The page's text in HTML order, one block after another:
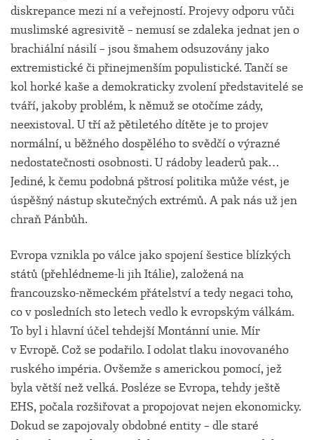
diskrepance mezi ní a veřejností. Projevy odporu vůči
muslimské agresivitě – nemusí se zdaleka jednat jen o
brachiální násilí – jsou šmahem odsuzovány jako
extremistické či přinejmenším populistické. Tančí se
kol horké kaše a demokraticky zvolení představitelé se
tváří, jakoby problém, k němuž se otočíme zády,
neexistoval. U tří až pětiletého dítěte je to projev
normální, u běžného dospělého to svědčí o výrazné
nedostatečnosti osobnosti. U rádoby leaderů pak…
Jediné, k čemu podobná pštrosí politika může vést, je
úspěšný nástup skutečných extrémů. A pak nás už jen
chraň Pánbůh.
Evropa vznikla po válce jako spojení šestice blízkých
států (přehlédneme-li jih Itálie), založená na
francouzsko-německém přátelství a tedy negaci toho,
co v posledních sto letech vedlo k evropským válkám.
To byl i hlavní účel tehdejší Montánní unie. Mír
v Evropě. Což se podařilo. I odolat tlaku inovovaného
ruského impéria. Ovšemže s americkou pomocí, jež
byla větší než velká. Posléze se Evropa, tehdy ještě
EHS, počala rozšiřovat a propojovat nejen ekonomicky.
Dokud se zapojovaly obdobné entity – dle staré